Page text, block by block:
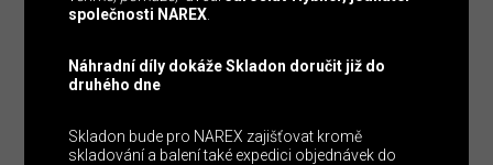
společnosti NAREX
Náhradní díly dokáže Skladon doručit již do
druhého dne
Skladon bude pro NAREX zajišťovat kromě
skladování a balení také expedici objednávek do